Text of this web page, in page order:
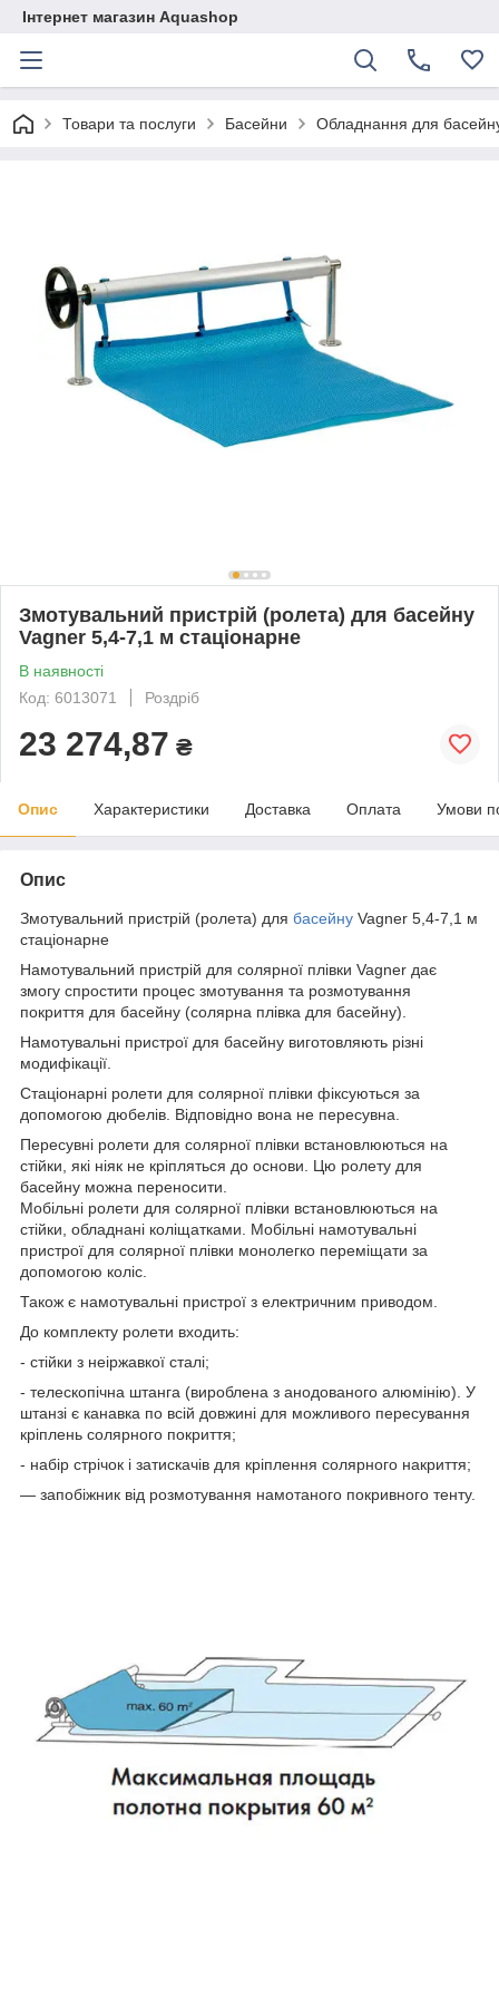
Інтернет магазин Aquashop
Товари та послуги Басейни Обладнання для
Змотувальний пристрій (ролета) для басейну
Vagner 5,4-7,1 м стаціонарне
В наявності
Код: 6013071
Роздріб
23 274,87 ₴
Опис Характеристики Доставка Оплата Умови
Опис
Змотувальний пристрій (ролета) для басейну Vagner 5,4-7,1 м
стаціонарне
Намотувальний пристрій для солярної плівки Vagner дає
змогу спростити процес змотування та розмотування
покриття для басейну (солярна плівка для басейну).
Намотувальні пристрої для басейну виготовляють різні
модифікації.
Стаціонарні ролети для солярної плівки фіксуються за
допомогою дюбелів. Відповідно вона не пересувна.
Пересувні ролети для солярної плівки встановлюються на
стійки, які ніяк не кріпляться до основи. Цю ролету для
басейну можна переносити.
Мобільні ролети для солярної плівки встановлюються на
стійки, обладнані коліщатками. Мобільні намотувальні
пристрої для солярної плівки монолегко переміщати за
допомогою коліс.
Також є намотувальні пристрої з електричним приводом.
До комплекту ролети входить:
- стійки з неіржавкої сталі;
- телескопічна штанга (вироблена з анодованого алюмінію). У
штанзі є канавка по всій довжині для можливого пересування
кріплень солярного покриття;
- набір стрічок і затискачів для кріплення солярного накриття;
— запобіжник від розмотування намотаного покривного тенту.